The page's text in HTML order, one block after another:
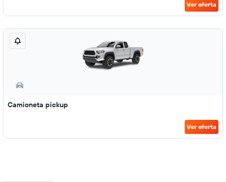
Ver oferta
Camioneta pickup
Ver oferta